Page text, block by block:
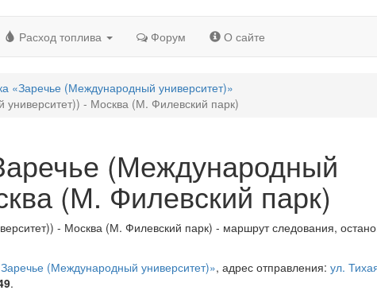
Расход топлива Форум О сайте
«Заречье (Международный университет)»
- Москва (М. Филевский парк)
(Международный
(М. Филевский парк)
- Москва (М. Филевский парк) - маршрут следования,
(Международный университет)», адрес отправления: ул.
.